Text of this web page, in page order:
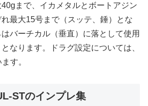
まで、イカメタルとボートアジン
最大15号まで（スッテ、錘）とな
バーチカル（垂直）に落として使用
なります。ドラグ設定については、
す。
STのインプレ集